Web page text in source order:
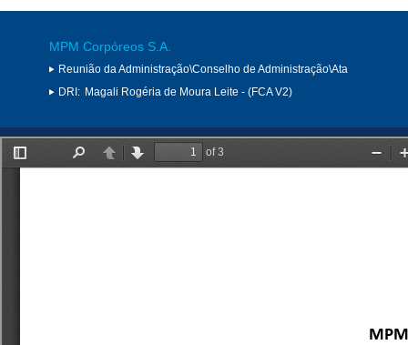
MPM Corpóreos S.A.
Reunião da Administração\Conselho de Administração\Ata
DRI: Magali Rogéria de Moura Leite - (FCA V2)